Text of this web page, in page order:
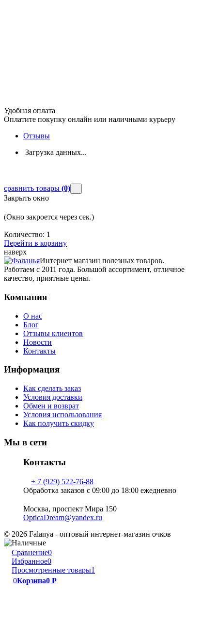
Удобная оплата
Оплатите покупку онлайн или наличными курьеру
Отзывы
Загрузка данных...
сравнить товары (0)
Закрыть окно
(Окно закроется через сек.)
Количество: 1
Перейти в корзину
наверх
Интернет магазин полезных товаров.
Работаем с 2011 года. Большой ассортимент, отличное
качество, приятные цены.
Компания
О нас
Блог
Отзывы клиентов
Новости
Контакты
Информация
Как сделать заказ
Условия доставки
Обмен и возврат
Условия использования
Как получить скидку
Мы в сети
Контакты
+ 7 (929) 522-76-88
Обработка заказов с 09:00 до 18:00 ежедневно
Москва, проспект Мира 150
OpticaDream@yandex.ru
© 2026 Falanya - оптовый интернет-магазин очков
Сравнение0
Избранное0
Просмотренные товары1
0Корзина0 Р